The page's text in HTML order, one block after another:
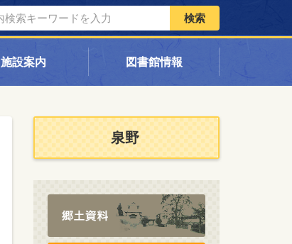
検索
施設案内 図書館情報
泉野